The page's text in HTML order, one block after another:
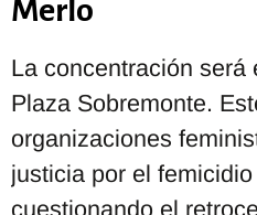
Merlo
La concentración será
Plaza Sobremonte.
organizaciones
justicia por el
cuestionando el